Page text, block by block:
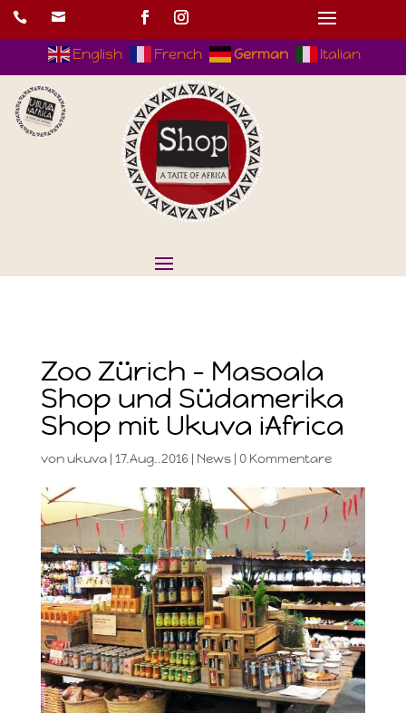
 
English French German Italian
Zoo Zürich – Masoala
Shop und Südamerika
Shop mit Ukuva iAfrica
vonukuva| 17.Aug..2016| News| 0 Kommentare